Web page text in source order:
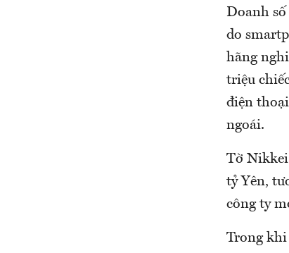
Doanh
do
hãng
triệu
điện
ngoái.
Tờ Nikkei
tỷ Yên,
công ty
Trong khi